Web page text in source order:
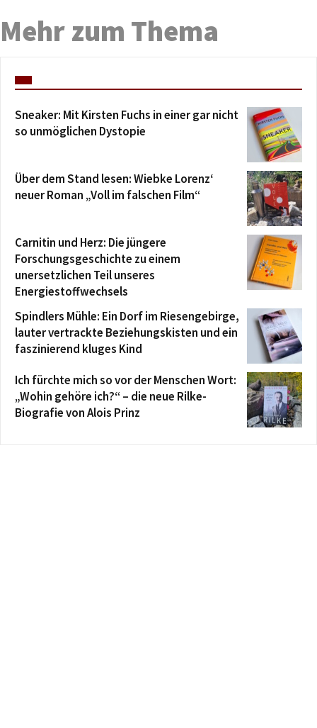
Mehr zum Thema
Sneaker: Mit Kirsten Fuchs in einer gar nicht
so unmöglichen Dystopie
Über dem Stand lesen: Wiebke Lorenz‘
neuer Roman „Voll im falschen Film“
Carnitin und Herz: Die jüngere
Forschungsgeschichte zu einem
unersetzlichen Teil unseres
Energiestoffwechsels
Spindlers Mühle: Ein Dorf im Riesengebirge,
lauter vertrackte Beziehungskisten und ein
faszinierend kluges Kind
Ich fürchte mich so vor der Menschen Wort:
„Wohin gehöre ich?“ – die neue Rilke-
Biografie von Alois Prinz